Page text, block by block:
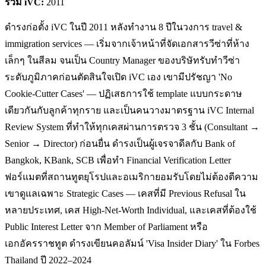
ดำรงก่อตั้ง iVC ในปี 2011 หลังทำงาน 8 ปีในวงการ travel &
immigration services — เริ่มจากเจ้าหน้าที่จัดเอกสารวีซ่าที่ห้าง
เล็กๆ ในสีลม จนเป็น Country Manager ของบริษัทรับทำวีซ่า
ระดับภูมิภาคก่อนตัดสินใจเปิด iVC เอง เขามีปรัชญา 'No
Cookie-Cutter Cases' — ปฏิเสธการใช้ template แบบกระดาษ
เดียวกันกับลูกค้าทุกราย และเป็นคนวางมาตรฐาน iVC Internal
Review System ที่ทำให้ทุกเคสผ่านการตรวจ 3 ชั้น (Consultant →
Senior → Director) ก่อนยื่น ดำรงเป็นผู้เจรจาดีลกับ Bank of
Bangkok, KBank, SCB เพื่อทำ Financial Verification Letter
ฟอร์แมตที่สถานทูตยุโรปและอเมริกายอมรับโดยไม่ต้องตีความ
เขาดูแลเฉพาะ Strategic Cases — เคสที่มี Previous Refusal ใน
หลายประเทศ, เคส High-Net-Worth Individual, และเคสที่ต้องใช้
Public Interest Letter จาก Member of Parliament หรือ
เอกอัครราชทูต ดำรงเขียนคอลัมน์ 'Visa Insider Diary' ใน Forbes
Thailand ปี 2022–2024